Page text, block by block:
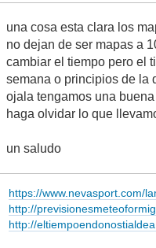
una cosa esta clara los
no dejan de ser mapas a
cambiar el tiempo pero el
semana o principios de la
ojala tengamos una
haga olvidar lo que
un saludo
https://www.nevasport.com/
http://
http://